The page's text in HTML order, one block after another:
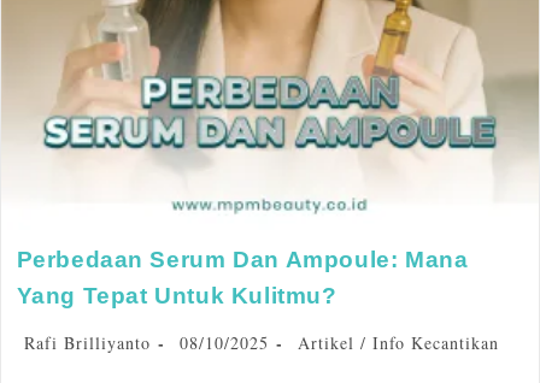
Perbedaan Serum Dan Ampoule: Mana
Yang Tepat Untuk Kulitmu?
Rafi Brilliyanto 08/10/2025 Artikel / Info Kecantikan